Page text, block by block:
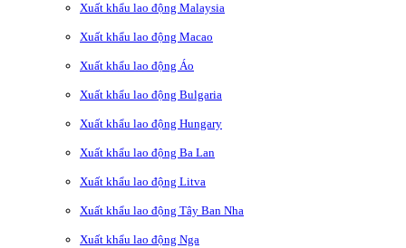
Xuất khẩu lao động Malaysia
Xuất khẩu lao động Macao
Xuất khẩu lao động Áo
Xuất khẩu lao động Bulgaria
Xuất khẩu lao động Hungary
Xuất khẩu lao động Ba Lan
Xuất khẩu lao động Litva
Xuất khẩu lao động Tây Ban Nha
Xuất khẩu lao động Nga